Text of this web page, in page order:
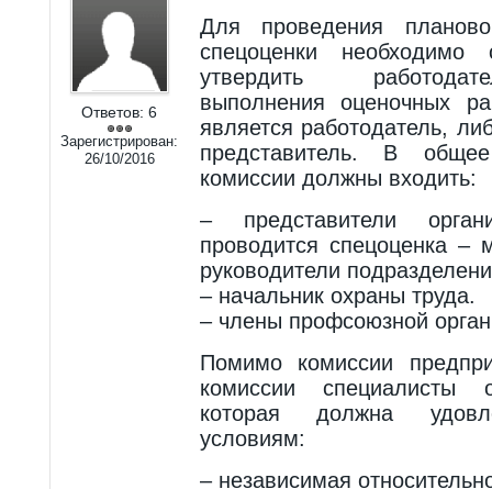
Ответов: 6
Зарегистрирован:
26/10/2016
Для проведения
спецоценки
утвердить
выполнения оценочных
является работодатель,
представитель. В
комиссии должны входить:
– представители
проводится спецоценка –
руководители
– начальник охраны труда.
– члены профсоюзной
Помимо комиссии
комиссии специалисты
которая должна
условиям:
– независимая